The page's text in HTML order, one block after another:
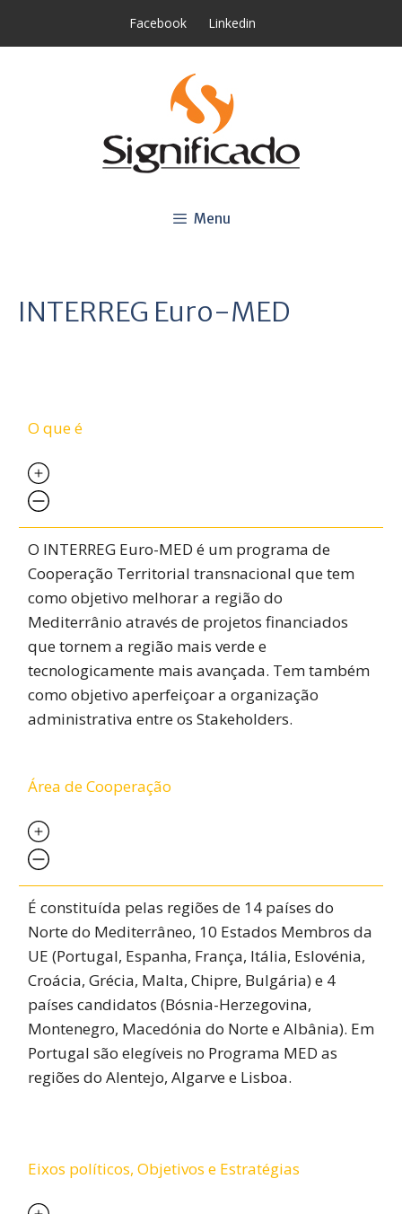
Facebook Linkedin
Menu
INTERREG Euro-MED
O que é
O INTERREG Euro-MED é um programa de
Cooperação Territorial transnacional que tem
como objetivo melhorar a região do
Mediterrânio através de projetos financiados
que tornem a região mais verde e
tecnologicamente mais avançada. Tem também
como objetivo aperfeiçoar a organização
administrativa entre os Stakeholders.
Área de Cooperação
É constituída pelas regiões de 14 países do
Norte do Mediterrâneo, 10 Estados Membros da
UE (Portugal, Espanha, França, Itália, Eslovénia,
Croácia, Grécia, Malta, Chipre, Bulgária) e 4
países candidatos (Bósnia-Herzegovina,
Montenegro, Macedónia do Norte e Albânia). Em
Portugal são elegíveis no Programa MED as
regiões do Alentejo, Algarve e Lisboa.
Eixos políticos, Objetivos e Estratégias